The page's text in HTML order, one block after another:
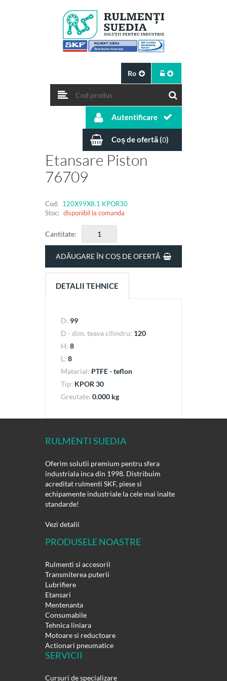
Ro
Autentificare
Coș de ofertă (0)
Etansare Piston
76709
Cod: 120X99X8.1 KPOR30
Stoc: disponibil la comanda
Cantitate:
DETALII TEHNICE
D: 99
D - dim. teava cilindru: 120
H: 8
L: 8
Material: PTFE - teflon
Tip: KPOR 30
Greutate: 0.000 kg
RULMENTI SUEDIA
Oferim solutii premium pentru sfera
industriala inca din 1998. Distribuim
acreditat rulmenti SKF, piese si
echipamente industriale la cele mai inalte
standarde!
Vezi detalii
PRODUSELE NOASTRE
Rulmenti si accesorii
Transmiterea puterii
Lubrifiere
Etansari
Mentenanta
Consumabile
Tehnica liniara
Motoare si reductoare
Actionari pneumatice
SERVICII
Cursuri de specializare